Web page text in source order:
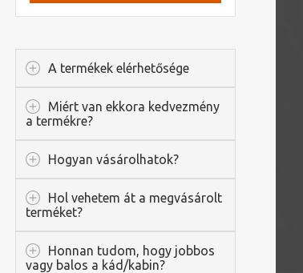
A termékek elérhetősége
Miért van ekkora kedvezmény
a termékre?
Hogyan vásárolhatok?
Hol vehetem át a megvásárolt
terméket?
Honnan tudom, hogy jobbos
vagy balos a kád/kabin?